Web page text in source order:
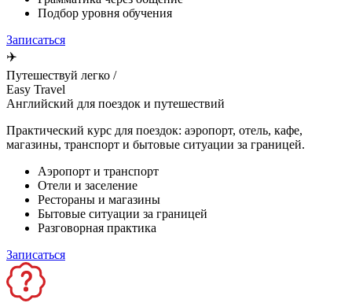
Подбор уровня обучения
Записаться
✈️
Путешествуй легко /
Easy Travel
Английский для поездок и путешествий
Практический курс для поездок: аэропорт, отель, кафе,
магазины, транспорт и бытовые ситуации за границей.
Аэропорт и транспорт
Отели и заселение
Рестораны и магазины
Бытовые ситуации за границей
Разговорная практика
Записаться